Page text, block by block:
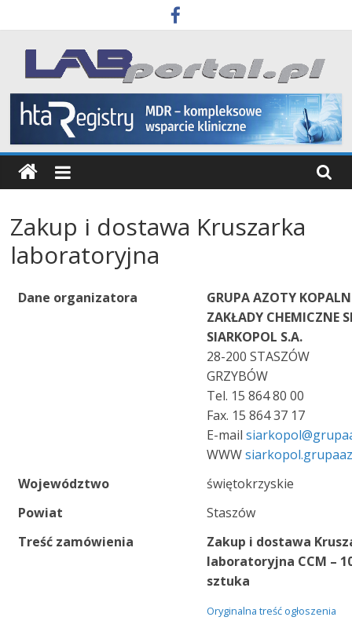
to
content
Labportal
Laboratoria
Aparatura
Badania
Zakup i dostawa Kruszarka
laboratoryjna
Dane organizatora
GRUPA AZOTY
ZAKŁADY CHEMICZNE
SIARKOPOL S.A.
28-200 STASZÓW
GRZYBÓW
Tel. 15 864 80 00
Fax. 15 864 37 17
E-mail
WWW
Województwo
świętokrzyskie
Powiat
Staszów
Treść zamówienia
Zakup i dostawa
laboratoryjna CCM –
sztuka
Oryginalna treść ogłoszenia